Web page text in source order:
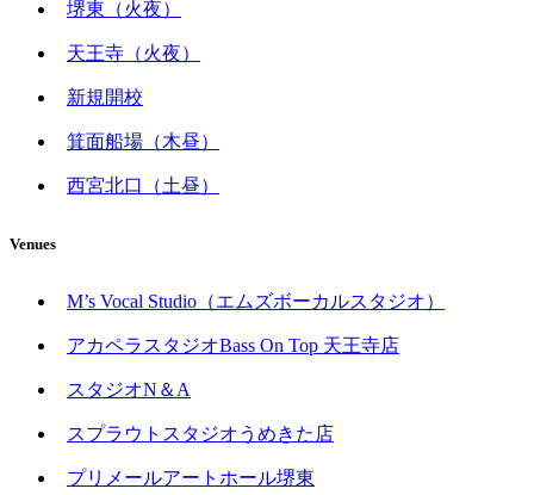
堺東（火夜）
天王寺（火夜）
新規開校
箕面船場（木昼）
西宮北口（土昼）
Venues
M’s Vocal Studio（エムズボーカルスタジオ）
アカペラスタジオBass On Top 天王寺店
スタジオN＆A
スプラウトスタジオうめきた店
プリメールアートホール堺東